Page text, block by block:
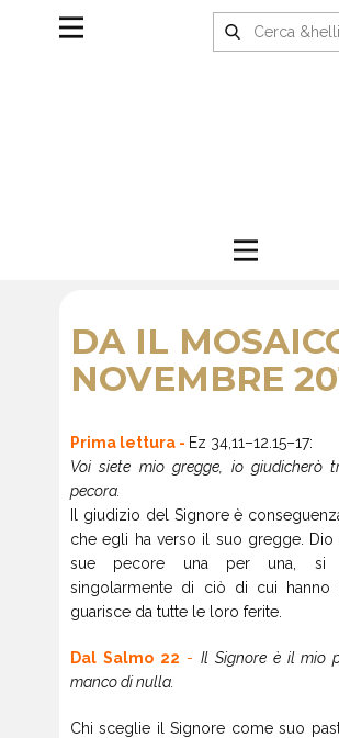
DA IL
NOVEMBRE
Prima lettura - Ez 34,11–12.15–17:
Voi siete mio gregge, io giudicherò
pecora.
Il giudizio del Signore è
che egli ha verso il suo gregge.
sue pecore una per una, si
singolarmente di ciò di cui hanno
guarisce da tutte le loro ferite.
Dal Salmo 22 - Il Signore è il mio
manco di nulla.
Chi sceglie il Signore come suo